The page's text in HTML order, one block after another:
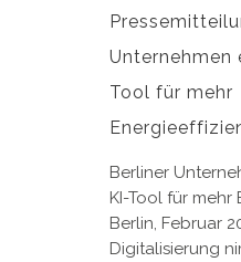
Tool für mehr
Berliner
KI-Tool für mehr
Berlin, Februar
Digitalisierung